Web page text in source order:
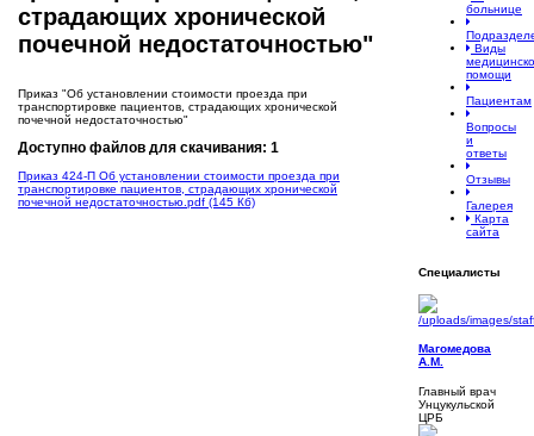
страдающих хронической
почечной недостаточностью"
Приказ "Об установлении стоимости проезда при
транспортировке пациентов, страдающих хронической
почечной недостаточностью"
Доступно файлов для скачивания: 1
Приказ 424-П Об установлении стоимости проезда при
транспортировке пациентов, страдающих хронической
почечной недостаточностью .pdf (145 Кб)
больнице
Виды
помощи
Пациентам
Вопросы
и
ответы
Отзывы
Галерея
Карта
сайта
Специалисты
Магомедова
А.М.
Главный врач
Унцукульской
ЦРБ